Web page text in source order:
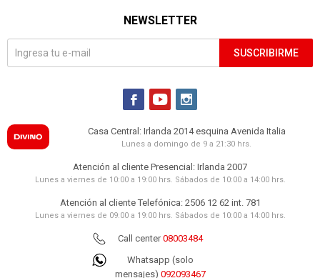
NEWSLETTER
SUSCRIBIRME
  
Casa Central: Irlanda 2014 esquina Avenida Italia
Lunes a domingo de 9 a 21:30 hrs.
Atención al cliente Presencial: Irlanda 2007
Lunes a viernes de 10:00 a 19:00 hrs. Sábados de 10:00 a 14:00 hrs.
Atención al cliente Telefónica: 2506 12 62 int. 781
Lunes a viernes de 09:00 a 19:00 hrs. Sábados de 10:00 a 14:00 hrs.
Call center08003484
Whatsapp (solo
mensajes) 092093467